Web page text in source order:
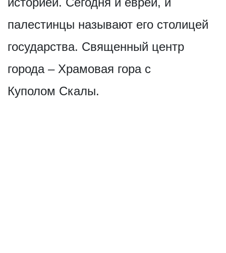
палестинцы называют его столицей
государства. Священный центр
города – Храмовая гора с
Куполом Скалы.